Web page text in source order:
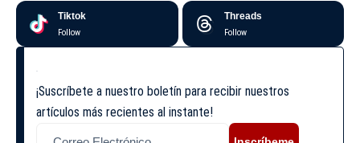
Tiktok
Follow
Threads
Follow
¡Suscríbete a nuestro boletín para recibir nuestros
artículos más recientes al instante!